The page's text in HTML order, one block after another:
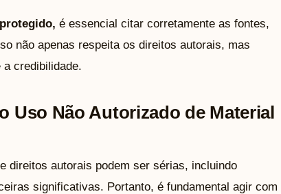
é essencial citar corretamente as fontes,
não apenas respeita os direitos autorais, mas
credibilidade.
Uso Não Autorizado de Material
direitos autorais podem ser sérias, incluindo
significativas. Portanto, é fundamental agir com